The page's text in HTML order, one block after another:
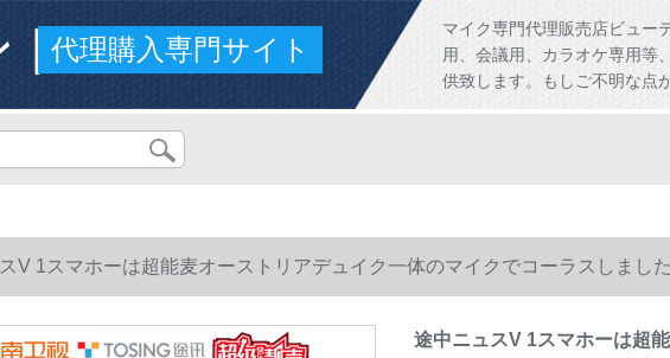
ド代理購入専門サイト
マイク専門代理販売店ビュー
用、会議用、カラオケ専用等
供致します。もしご不明な点
V 1スマホーは超能麦オーストリアデュイク一体のマイクでコーラスしまし
。FM k歌テレビのワィア。
途中ニュスV 1スマホーは超